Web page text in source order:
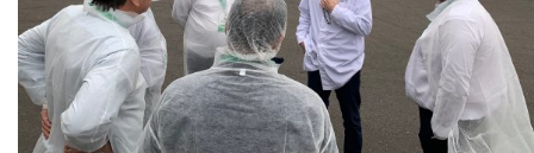
un
impacto
similar